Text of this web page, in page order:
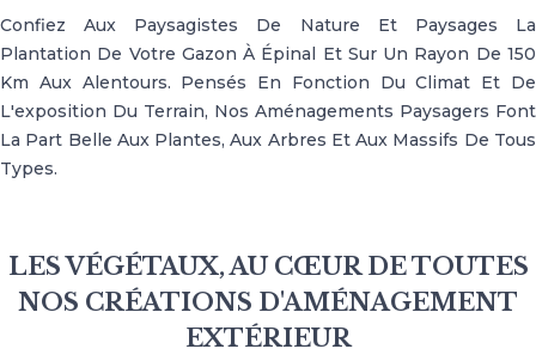
Confiez Aux Paysagistes De Nature Et Paysages La
Plantation De Votre Gazon À Épinal Et Sur Un Rayon De 150
Km Aux Alentours. Pensés En Fonction Du Climat Et De
L'exposition Du Terrain, Nos Aménagements Paysagers Font
La Part Belle Aux Plantes, Aux Arbres Et Aux Massifs De Tous
Types.
LES VÉGÉTAUX, AU CŒUR DE TOUTES
NOS CRÉATIONS D'AMÉNAGEMENT
EXTÉRIEUR